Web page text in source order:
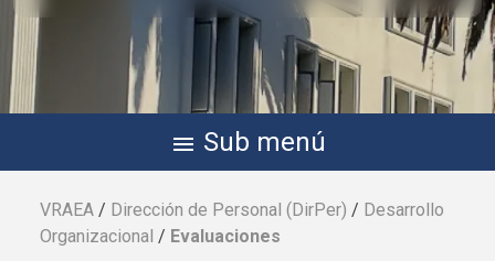
menu Sub menú
VRAEA / Dirección de Personal (DirPer) / Desarrollo
Organizacional / Evaluaciones